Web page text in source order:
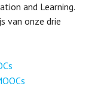
and Learning.
van onze drie